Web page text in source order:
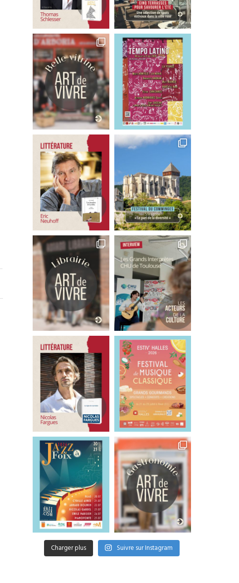
Festival Vadrouille 2026 :
deux jours de musique...
24 juillet 2026
Simon Gabriel a
« Human Space », son
premier...
22 juillet 2026
Charger plus Suivre sur Instagram